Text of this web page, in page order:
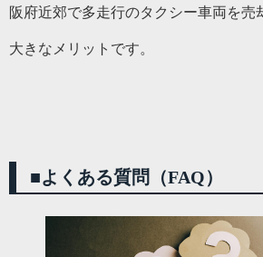
阪府近郊で多走行のタクシー車両を売
大きなメリットです。
■よくある質問（FAQ）